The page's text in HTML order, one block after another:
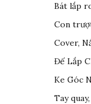
Bát lắp
Con
Cover,
Đế Lắp
Ke Góc
Tay